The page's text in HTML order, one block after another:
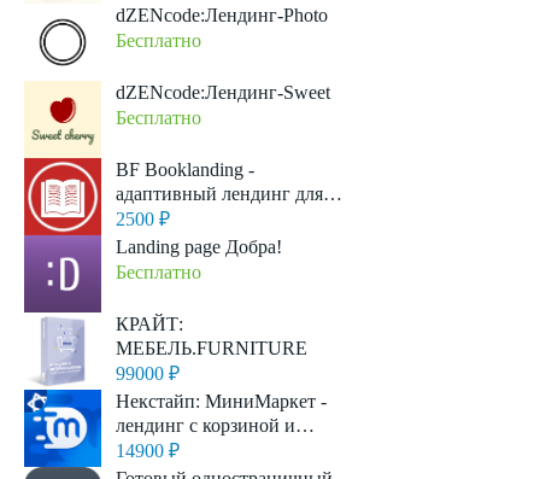
dZENcode:Лендинг-Photo
Бесплатно
dZENcode:Лендинг-Sweet
Бесплатно
BF Booklanding -
адаптивный лендинг для
продажи книг
2500 ₽
Landing page Добра!
Бесплатно
КРАЙТ:
МЕБЕЛЬ.FURNITURE
99000 ₽
Некстайп: МиниМаркет -
лендинг с корзиной и
онлайн-оплатой
14900 ₽